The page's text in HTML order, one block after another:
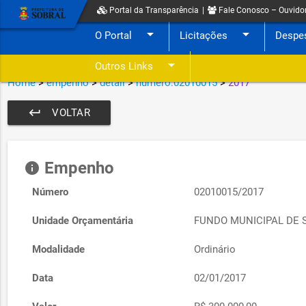
Portal da Transparência Fale Conosco –
O Portal arrow_drop_down Licitações arrow_drop_down
Outros Links arrow_drop_down
Home>empenho>detail>numero:02010015>2017
VOLTAR
keyboard_return
info Empenho
Número 02010015/2017
Unidade Orçamentária FUNDO MUNICIPAL DE
Modalidade Ordinário
Data 02/01/2017